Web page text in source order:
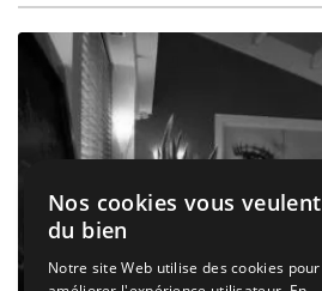
Nos cookies vous veulent
du bien
Notre site Web utilise des cookies pour